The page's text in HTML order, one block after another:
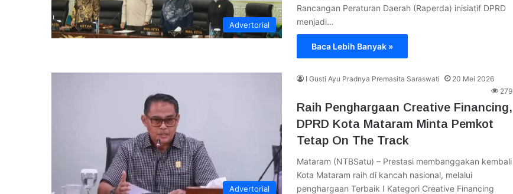
Advertorial
Rancangan Peraturan Daerah (Raperda) inisiatif DPRD
menjadi…
Baca Lebih Banyak »
Advertorial
I Gusti Ayu Pradnya Premasita Saraswati
20 Mei 2026
279
Raih Penghargaan Creative Financing,
DPRD Kota Mataram Minta Pemkot
Tetap On The Track
Mataram (NTBSatu) – Prestasi membanggakan kembali
Kota Mataram raih di kancah nasional, melalui
penghargaan Terbaik I Kategori Creative Financing